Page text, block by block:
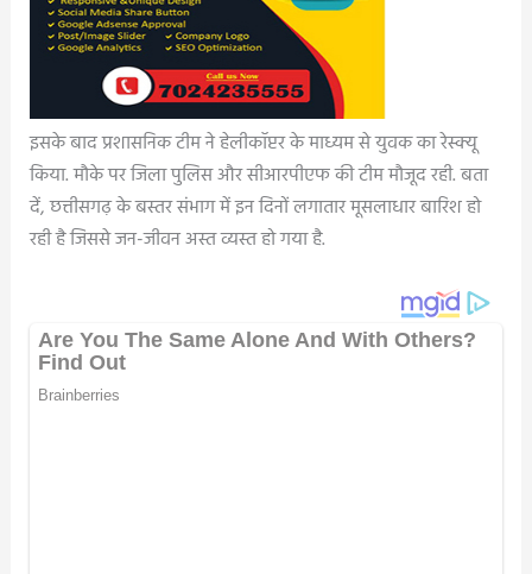
इसके बाद प्रशासनिक टीम ने हेलीकॉप्टर के माध्यम से युवक का रेस्क्यू
किया. मौके पर जिला पुलिस और सीआरपीएफ की टीम मौजूद रही. बता
दें, छत्तीसगढ़ के बस्तर संभाग में इन दिनों लगातार मूसलाधार बारिश हो
रही है जिससे जन-जीवन अस्त व्यस्त हो गया है.